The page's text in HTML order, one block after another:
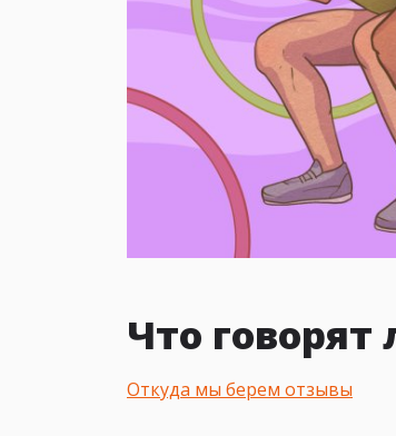
Что
Откуда мы берем отзывы